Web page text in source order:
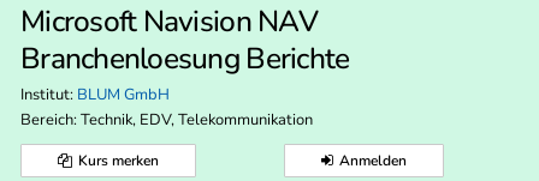
Microsoft Navision NAV
Branchenloesung Berichte
Institut: BLUM GmbH
Bereich: Technik, EDV, Telekommunikation
Kurs merken Anmelden